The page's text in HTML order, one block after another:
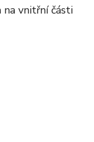
na vnitřní části